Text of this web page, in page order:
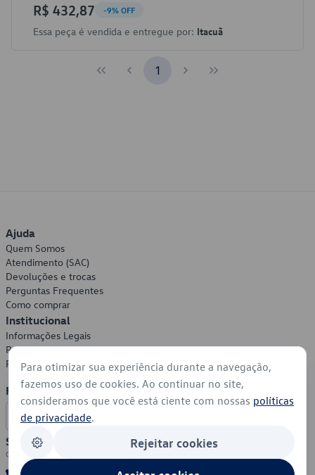
R$ 432,87 -9% OFF
Essa peça é vendida e entregue por: Itacuã
1
Ajuda
Quem Somos
Atendimento (SAC)
Devoluções e trocas
Perguntas Frequentes
Como comprar
Institucional
Informações Legais
Política de Privacidade
Política de Cookies
Formas de Pagamento
Segurança
Para otimizar sua experiência durante a navegação,
fazemos uso de cookies. Ao continuar no site,
consideramos que você está ciente com nossas políticas
de privacidade.
Rejeitar cookies